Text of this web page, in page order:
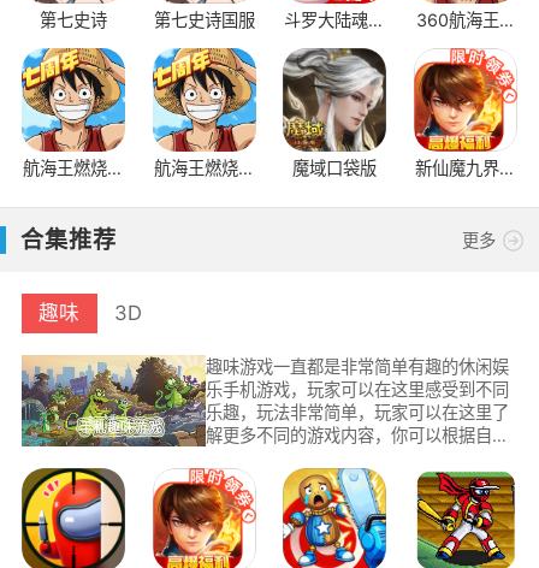
第七史诗 第七史诗国服
斗罗大陆魂师
对决BT服国
际版
360航海王燃
烧意志
航海王燃烧意
航海王燃烧意
魔域口袋版
新仙魔九界互
合集推荐 更多
趣味 3D
趣味游戏一直都是非常简单有趣的休闲娱
乐手机游戏，玩家可以在这里感受到不同
乐趣，玩法非常简单，玩家可以在这里了
解更多不同的游戏内容，你可以根据自己
同的游戏乐趣，小伙伴们可以在这里挑选
各种休闲游戏玩法。